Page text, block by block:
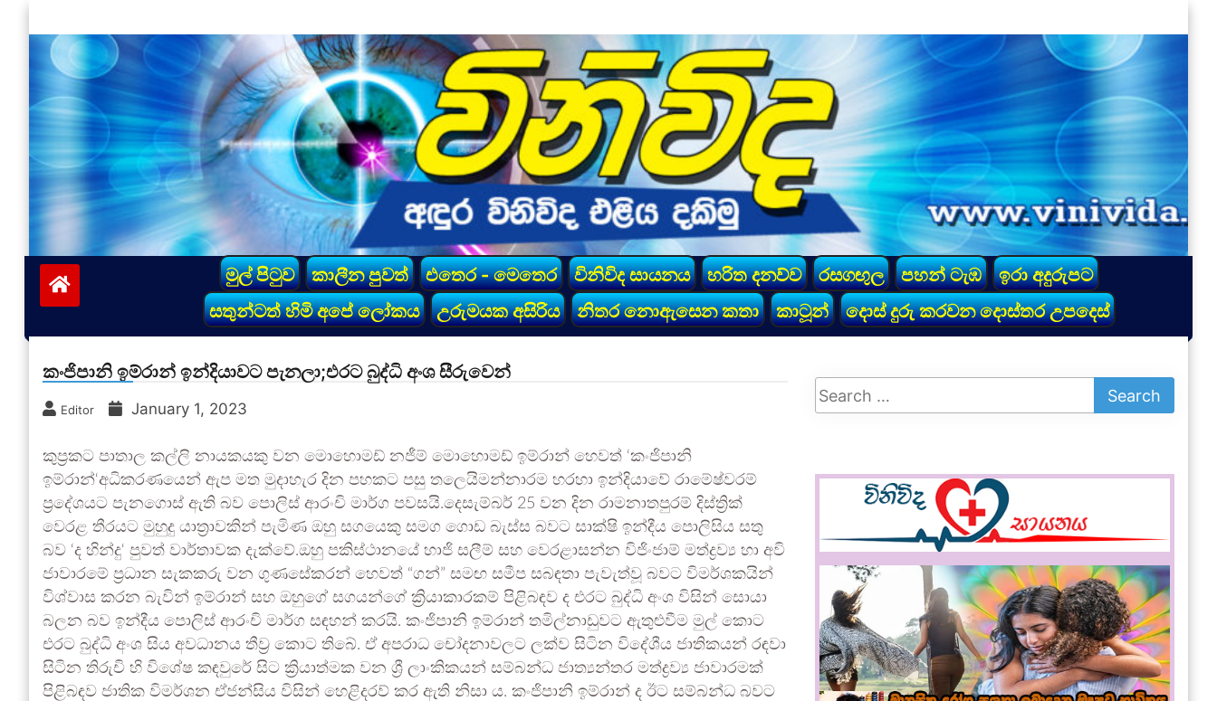
to
content
vinivida.lk
මුල් පිටුව කාලීන පුවත් එතෙර - මෙතෙර විනිවිද සායනය හරිත දනව්ව රසගඟුල පහන් ටැඹ
ඉරා අදුරුපට
සතුන්ටත් හිමි අපේ ලෝකය
උරුමයක අසිරිය නිතර නොඇසෙන කතා කාටූන් දොස් දුරු කරවන දොස්තර උපදෙස්
කංජිපානි ඉම්රාන් ඉන්දියාවට පැනලා;එරට බුද්ධි අංශ සීරුවෙන්
Editor January 1, 2023
කුප්‍රකට පාතාල කල්ලි නායකයකු වන මොහොමඩ් නජීම් මොහොමඩ් ඉම්රාන් හෙවත් ‘කංජිපානි
ඉම්රාන්‘අධිකරණයෙන් ඇප මත මුදාහැර දින පහකට පසු තලෙයිමන්නාරම හරහා ඉන්දියාවේ රාමේෂ්වරම්
ප්‍රදේශයට පැනගොස් ඇති බව පොලිස් ආරංචි මාර්ග පවසයි.දෙසැම්බර් 25 වන දින රාමනාතපුරම් දිස්ත්‍රික්
වෙරළ තීරයට මුහුදු යාත්‍රාවකින් පැමිණ ඔහු සගයෙකු සමග ගොඩ බැස්ස බවට සාක්ෂි ඉන්දීය පොලිසිය සතු
බව ‘ද හින්දු‘ පුවත් වාර්තාවක දැක්වේ.ඔහු පකිස්ථානයේ හාජි සලීම් සහ වෙරළාසන්න විජිංජාම් ​​මත්ද්‍රව්‍ය හා අවි
ජාවාරමේ ප්‍රධාන සැකකරු වන ගුණසේකරන් හෙවත් “ගන්” සමඟ සමීප සබඳතා පැවැත්වූ බවට විමර්ශකයින්
විශ්වාස කරන බැවින් ඉම්රාන් සහ ඔහුගේ සගයන්ගේ ක්‍රියාකාරකම් පිළිබඳව ද එරට බුද්ධි අංශ විසින් සොයා
බලන බව ඉන්දීය පොලිස් ආරංචි මාර්ග සඳහන් කරයි. කංජිපානි ඉම්රාන් තමිල්නාඩුවට ඇතුළුවීම මුල් කොට
එරට බුද්ධි අංශ සිය අවධානය තීව්‍ර කොට තිබේ. ඒ අපරාධ චෝදනාවලට ලක්ව සිටින විදේශීය ජාතිකයන් රඳවා
සිටින තිරුචි හි විශේෂ කඳවුරේ සිට ක්‍රියාත්මක වන ශ්‍රී ලාංකිකයන් සම්බන්ධ ජාත්‍යන්තර මත්ද්‍රව්‍ය ජාවාරමක්
පිළිබඳව ජාතික විමර්ශන ඒජන්සිය විසින් හෙළිදරව් කර ඇති නිසා ය. කංජිපානි ඉම්රාන් ද ඊට සම්බන්ධ බවට